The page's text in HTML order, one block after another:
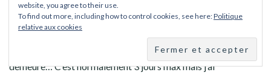
Nous arrivons à 15:30 chez McRent pour récupérer notre
nouvelle clé. Ils nous facturent 50$ la clé (tout ce qui est dans
l’assurance): les clés viennent d’Allemagne, ça coûte du coup
website, you agree to their use.
To find out more, including how to control cookies, see here:Politique
relative aux cookies